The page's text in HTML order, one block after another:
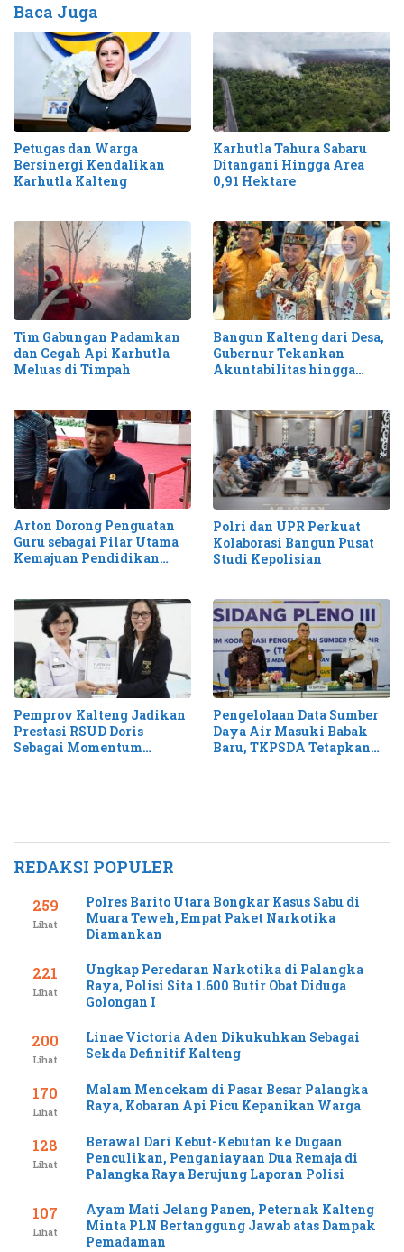
Baca Juga
Petugas dan Warga
Bersinergi Kendalikan
Karhutla Kalteng
Karhutla Tahura Sabaru
Ditangani Hingga Area
0,91 Hektare
Tim Gabungan Padamkan
dan Cegah Api Karhutla
Meluas di Timpah
Bangun Kalteng dari Desa,
Gubernur Tekankan
Akuntabilitas hingga
Arton Dorong Penguatan
Guru sebagai Pilar Utama
Kemajuan Pendidikan
Polri dan UPR Perkuat
Kolaborasi Bangun Pusat
Studi Kepolisian
Pemprov Kalteng Jadikan
Prestasi RSUD Doris
Sebagai Momentum
Pengelolaan Data Sumber
Daya Air Masuki Babak
Baru, TKPSDA Tetapkan
REDAKSI POPULER
259
Lihat
Polres Barito Utara Bongkar Kasus Sabu di
Muara Teweh, Empat Paket Narkotika
Diamankan
221
Lihat
Ungkap Peredaran Narkotika di Palangka
Raya, Polisi Sita 1.600 Butir Obat Diduga
Golongan I
200
Lihat
Linae Victoria Aden Dikukuhkan Sebagai
Sekda Definitif Kalteng
170
Lihat
Malam Mencekam di Pasar Besar Palangka
Raya, Kobaran Api Picu Kepanikan Warga
128
Lihat
Berawal Dari Kebut-Kebutan ke Dugaan
Penculikan, Penganiayaan Dua Remaja di
Palangka Raya Berujung Laporan Polisi
107
Lihat
Ayam Mati Jelang Panen, Peternak Kalteng
Minta PLN Bertanggung Jawab atas Dampak
Pemadaman